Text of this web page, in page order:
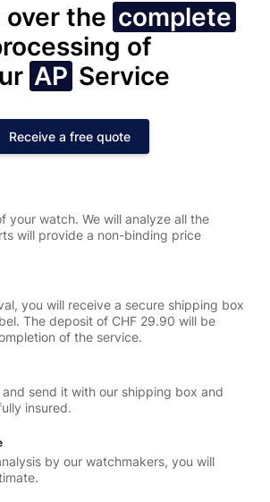
over the complete
of
AP Service
Receive a free quote
your watch. We will analyze all the
will provide a non-binding price
you will receive a secure shipping box
The deposit of CHF 29.90 will be
of the service.
send it with our shipping box and
insured.
by our watchmakers, you will